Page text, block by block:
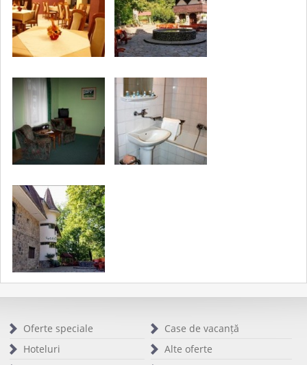
Oferte speciale
Hoteluri
Case de vacanță
Alte oferte